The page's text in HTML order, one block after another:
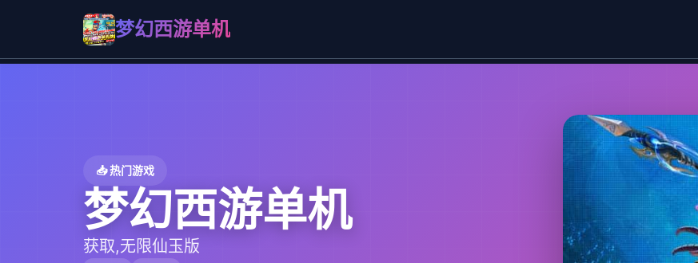
梦幻西游单机
📥 热门游戏
梦幻西游单机
获取,无限仙玉版